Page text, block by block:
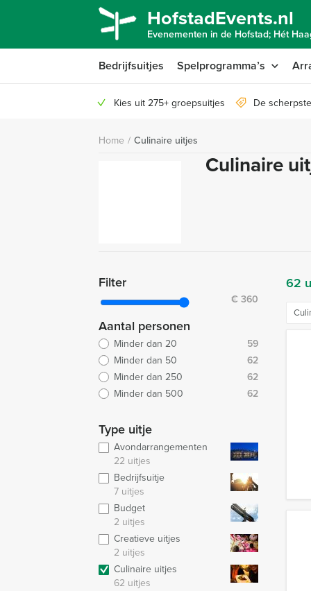
HofstadEvents.nl
Evenementen in de Hofstad; Hét
Bedrijfsuitjes Spelprogramma’s
Kies uit 275+ groepsuitjes De
Home / Culinaire uitjes
Culinaire
Filter
€ 360
Aantal personen
Minder dan 20
59
Minder dan 50
62
Minder dan 250
62
Minder dan 500
62
Type uitje
Avondarrangementen
22 uitjes
Bedrijfsuitje
7 uitjes
Budget
2 uitjes
Creatieve uitjes
2 uitjes
Culinaire uitjes
62 uitjes
62